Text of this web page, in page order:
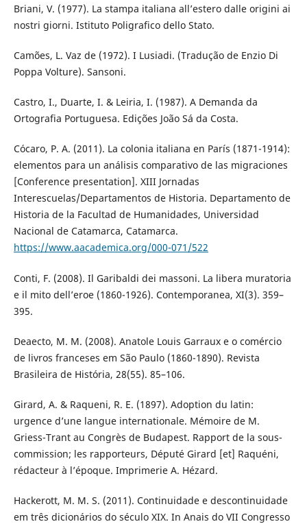
Briani, V. (1977). La stampa italiana all’estero dalle origini ai
nostri giorni. Istituto Poligrafico dello Stato.
Camões, L. Vaz de (1972). I Lusiadi. (Tradução de Enzio Di
Poppa Volture). Sansoni.
Castro, I., Duarte, I. & Leiria, I. (1987). A Demanda da
Ortografia Portuguesa. Edições João Sá da Costa.
Cócaro, P. A. (2011). La colonia italiana en París (1871-1914):
elementos para un análisis comparativo de las migraciones
[Conference presentation]. XIII Jornadas
Interescuelas/Departamentos de Historia. Departamento de
Historia de la Facultad de Humanidades, Universidad
Nacional de Catamarca, Catamarca.
https://www.aacademica.org/000-071/522
Conti, F. (2008). Il Garibaldi dei massoni. La libera muratoria
e il mito dell’eroe (1860-1926). Contemporanea, XI(3). 359–
395.
Deaecto, M. M. (2008). Anatole Louis Garraux e o comércio
de livros franceses em São Paulo (1860-1890). Revista
Brasileira de História, 28(55). 85–106.
Girard, A. & Raqueni, R. E. (1897). Adoption du latin:
urgence d’une langue internationale. Mémoire de M.
Griess-Trant au Congrès de Budapest. Rapport de la sous-
commission; les rapporteurs, Député Girard [et] Raquéni,
rédacteur à l’époque. Imprimerie A. Hézard.
Hackerott, M. M. S. (2011). Continuidade e descontinuidade
em três dicionários do século XIX. In Anais do VII Congresso